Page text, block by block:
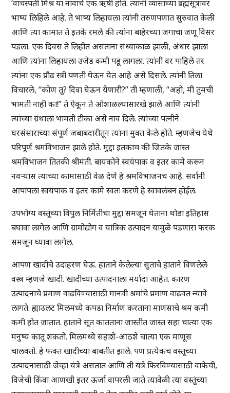
‘वाचस्पती मिश्र या नावाचे एक ऋषी होते. त्यांनी व्यासांच्या ब्रह्मसूत्रावर
भाष्य लिहिले आहे. ते भाष्य लिहायला त्यांनी तरुणपणात सुरुवात केली
आणि त्या कामात ते इतके रमले की त्यांना बाहेरच्या जगाचा जणू विसर
पडला. एक दिवस ते लिहीत असताना संध्याकाळ झाली, अंधार झाला
आणि त्यांना लिहायला उजेड कमी पडू लागला. त्यांनी वर पाहिले तर
त्यांना एक प्रौढ स्त्री पणती घेऊन येत आहे असे दिसले. त्यांनी तिला
विचारले, “कोण तू? दिवा घेऊन येणारी?” ती म्हणाली, “अहो, मी तुमची
भामती नाही का!” ते ऐकून ते ओशाळल्यासारखे झाले आणि त्यांनी
त्यांच्या ग्रंथाला भामती टीका असे नाव दिले. त्यांच्या पत्नीने
घरसंसाराच्या संपूर्ण जबाबदारीतून त्यांना मुक्त केले होते. म्हणजेच येथे
परिपूर्ण श्रमविभाजन झाले होते. मुद्दा इतकाच की जितके जास्त
श्रमविभाजन तितकी श्रीमंती. बायकोने स्वयंपाक व इतर कामे करून
नवऱ्यास त्याच्या कामासाठी वेळ देणे हे श्रमविभाजनच आहे. सर्वांनी
आपापला स्वयंपाक व इतर कामे स्वतः करणे हे स्वावलंबन होईल.
उपभोग्य वस्तूंच्या विपुल निर्मितीचा मुद्दा समजून घेताना थोडा इतिहास
बघावा लागेल आणि ग्रामोद्योग व यांत्रिक उत्पादन यामुळे पडणारा फरक
समजून घ्यावा लागेल.
आपण खादीचे उदाहरण घेऊ. हाताने केलेल्या सुताचे हाताने विणलेले
वस्त्र म्हणजे खादी. खादीच्या उत्पादनाला मर्यादा आहेत. कारण
उत्पादनाचे प्रमाण वाढविण्यासाठी मानवी श्रमांचे प्रमाण वाढवत न्यावे
लागते. ह्याउलट मिलमध्ये कपडा निर्माण करताना माणसाचे श्रम कमी
कमी होत जातात. हाताने सूत कातताना जास्तीत जास्त सहा चात्या एक
मनुष्य कातू शकतो. मिलमध्ये सहाशे-आठशे चात्या एक माणूस
चालवतो. हे फक्त खादीच्या बाबतीत झाले. पण प्रत्येकच वस्तूच्या
उत्पादनासाठी जेव्हा यंत्रे असतात आणि ती यंत्रे फिरविण्यासाठी वाफेची,
विजेची किंवा आणखी इतर ऊर्जा वापरली जाते त्यावेळी त्या वस्तूंच्या